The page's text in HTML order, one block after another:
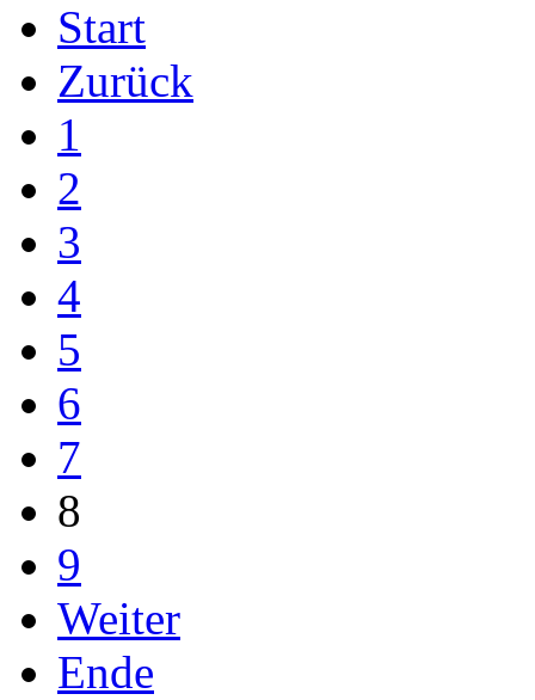
Start
Zurück
1
2
3
4
5
6
7
8
9
Weiter
Ende